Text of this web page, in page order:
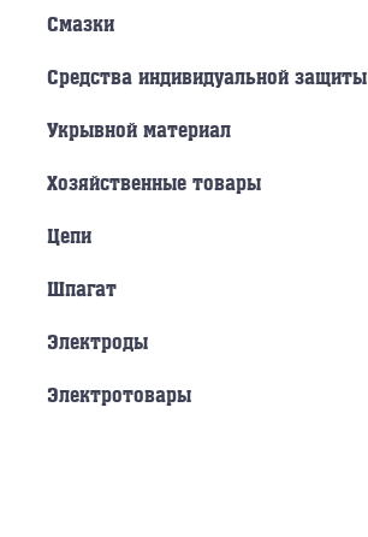
Смазки
Средства индивидуальной защиты
Укрывной материал
Хозяйственные товары
Цепи
Шпагат
Электроды
Электротовары